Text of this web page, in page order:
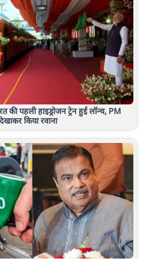
पहली हाइड्रोजन ट्रेन हुई लॉन्च, PM
किया रवाना